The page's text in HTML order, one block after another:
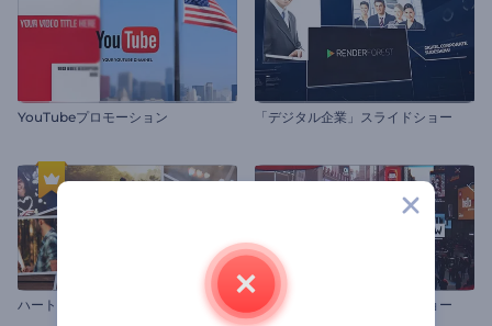
YouTubeプロモーション 「デジタル企業」スライドショー
ハート形の写真 「色彩グリッチ」スライドショー